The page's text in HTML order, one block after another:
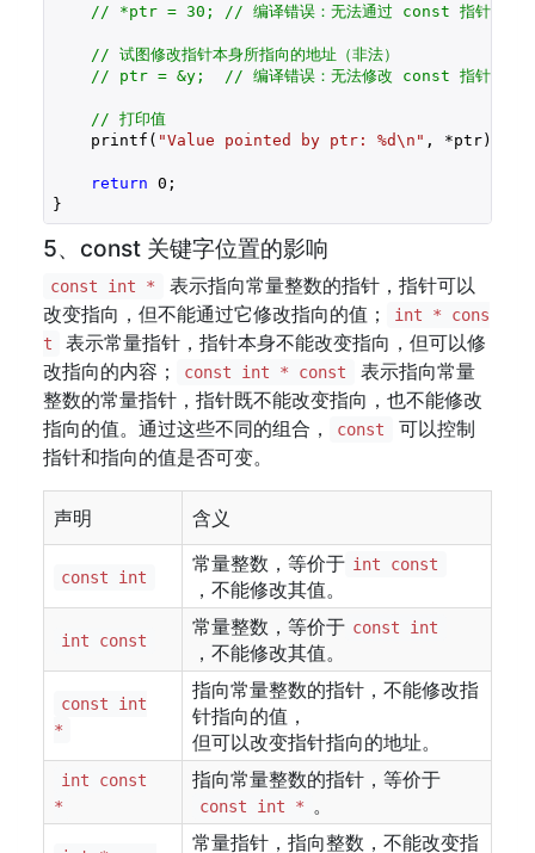
// *ptr = 30; // 编译错误：无法通过 const 指针修改指
// 试图修改指针本身所指向的地址（非法）
// ptr = &y;  // 编译错误：无法修改 const 指针本身的
// 打印值
    printf(
"Value pointed by ptr: %d\n" , *ptr);
return 0 ;
}
5、const 关键字位置的影响
const int *
表示指向常量整数的指针，指针可以
改变指向，但不能通过它修改指向的值；
int * cons
t
表示常量指针，指针本身不能改变指向，但可以修
改指向的内容；
const int * const
表示指向常量
整数的常量指针，指针既不能改变指向，也不能修改
指向的值。通过这些不同的组合，
const
可以控制
指针和指向的值是否可变。
声明 含义
const int
常量整数，等价于 int const
，不能修改其值。
int const
常量整数，等价于 const int
，不能修改其值。
const int
*
指向常量整数的指针，不能修改指
针指向的值，
但可以改变指针指向的地址。
int const
*
指向常量整数的指针，等价于
const int * 。
常量指针，指向整数，不能改变指